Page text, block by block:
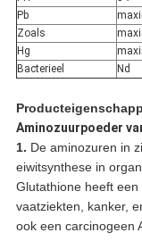
Pb
Zoals
Hg
Bacterieel
Nd
Aminozuurpoeder
1. De aminozuren in
eiwitsynthese in
Glutathione heeft
vaatziekten, kanker,
ook een carcinogeen